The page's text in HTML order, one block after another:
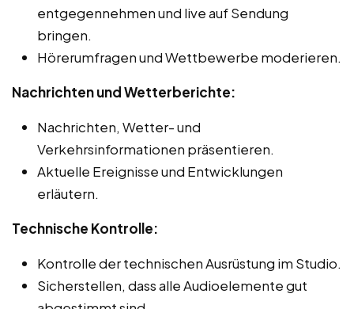
entgegennehmen und live auf Sendung
bringen.
Hörerumfragen und Wettbewerbe moderieren.
Nachrichten und Wetterberichte:
Nachrichten, Wetter- und
Verkehrsinformationen präsentieren.
Aktuelle Ereignisse und Entwicklungen
erläutern.
Technische Kontrolle:
Kontrolle der technischen Ausrüstung im Studio.
Sicherstellen, dass alle Audioelemente gut